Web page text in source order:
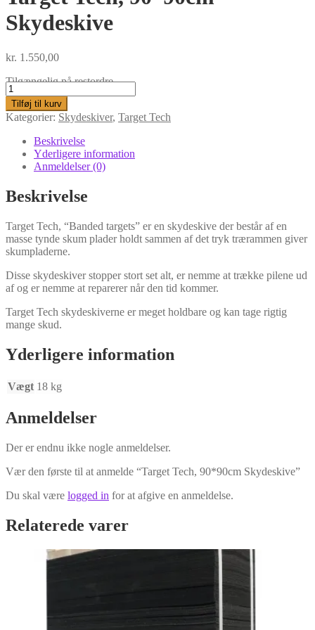
Skydeskive
kr. 1.550,00
Tilgængelig på restordre
Target
Tech,
90*90cm
Skydeskive
antal
Tilføj til kurv
Kategorier: Skydeskiver, Target Tech
Beskrivelse
Yderligere information
Anmeldelser (0)
Beskrivelse
Target Tech, “Banded targets” er en skydeskive der består af en
masse tynde skum plader holdt sammen af det tryk trærammen giver
skumpladerne.
Disse skydeskiver stopper stort set alt, er nemme at trække pilene ud
af og er nemme at reparerer når den tid kommer.
Target Tech skydeskiverne er meget holdbare og kan tage rigtig
mange skud.
Yderligere information
Vægt 18 kg
Anmeldelser
Der er endnu ikke nogle anmeldelser.
Vær den første til at anmelde “Target Tech, 90*90cm Skydeskive”
Du skal være logged in for at afgive en anmeldelse.
Relaterede varer